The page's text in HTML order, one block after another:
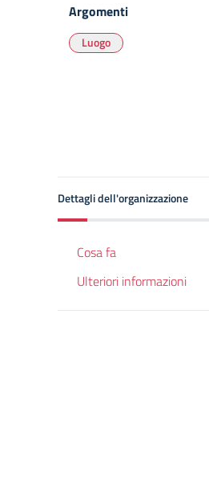
Argomenti
Luogo
Dettagli dell'organizzazione
Cosa fa
Ulteriori informazioni